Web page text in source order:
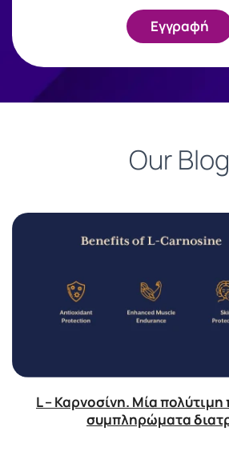
Εγγραφή
Our Blog
L – Καρνοσίνη. Μία
συμπληρώματα